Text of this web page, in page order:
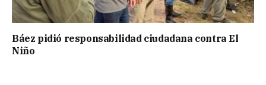
Báez pidió responsabilidad ciudadana contra El
Niño